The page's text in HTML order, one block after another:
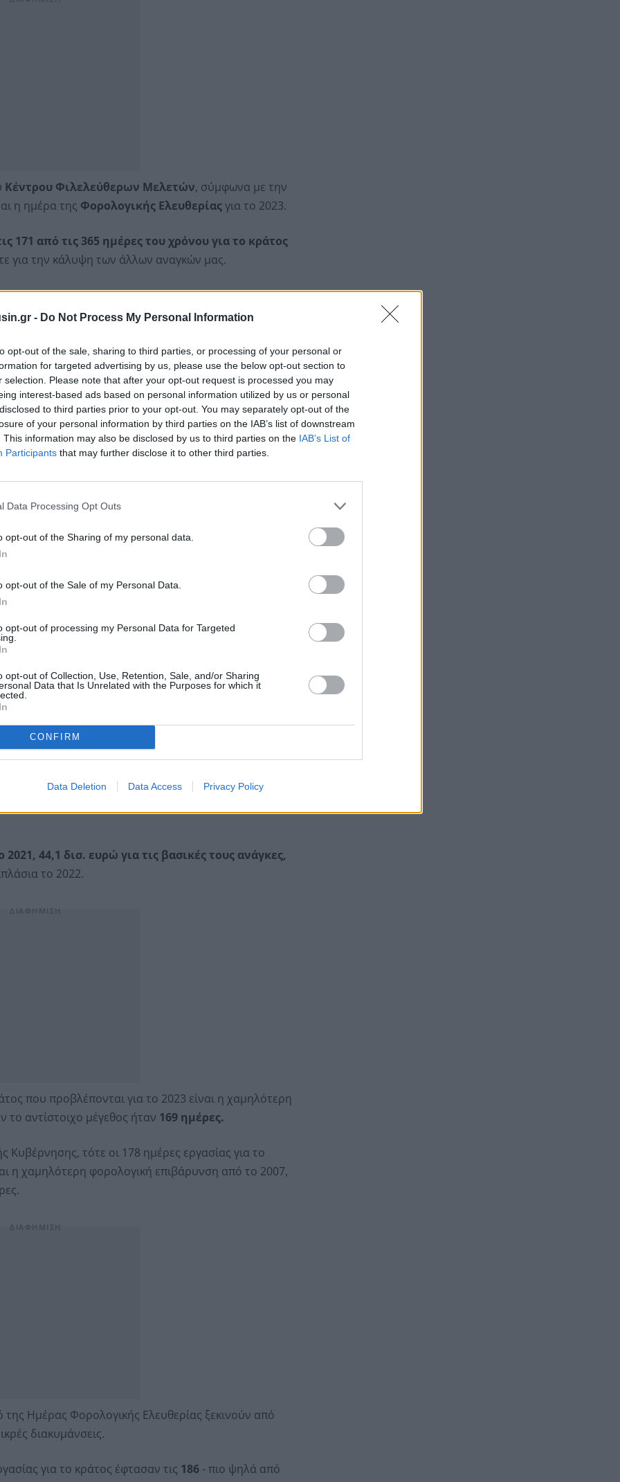
- Do Not Process My Personal Information
opt-out of the sale, sharing to third parties, or processing of your personal or
for targeted advertising by us, please use the below opt-out section to
selection. Please note that after your opt-out request is processed you may
interest-based ads based on personal information utilized by us or personal
to third parties prior to your opt-out. You may separately opt-out of the
of your personal information by third parties on the IAB’s list of downstream
This information may also be disclosed by us to third parties on the IAB’s List of
Participants that may further disclose it to other third parties.
Data Processing Opt Outs
opt-out of the Sharing of my personal data.
opt-out of the Sale of my Personal Data.
opt-out of processing my Personal Data for Targeted
opt-out of Collection, Use, Retention, Sale, and/or Sharing
Data that Is Unrelated with the Purposes for which it
CONFIRM
Data Deletion Data Access Privacy Policy
Κέντρου Φιλελεύθερων Μελετών, σύμφωνα με την
η ημέρα της Φορολογικής Ελευθερίαςγια το 2023.
171 από τις 365 ημέρες του χρόνου για το κράτος
για την κάλυψη των άλλων αναγκών μας.
Γενικής Κυβέρνησης για το 2023, τότε η Ημέρα
αργότερα,την 28η Ιουνίου.
ήταν η 5η Ιουλίου, καθώςεργαστήκαμε για το
το έλλειμμα της Γενικής Κυβέρνησης, τότε η Ημέρα
ημέρες αργότερα, την 15η Ιουλίου.
περισσότερα σε φόρους και εισφορές απ' ό,τι για
44,1 δισ. ευρώ για τις βασικές τους ανάγκες,
το 2022.
που προβλέπονται για το 2023 είναι η χαμηλότερη
αντίστοιχο μέγεθος ήταν 169 ημέρες.
Κυβέρνησης, τότε οι 178 ημέρες εργασίας για το
η χαμηλότερη φορολογική επιβάρυνση από το 2007,
της Ημέρας Φορολογικής Ελευθερίας ξεκινούν από
διακυμάνσεις.
για το κράτος έφτασαν τις 186- πιο ψηλά από